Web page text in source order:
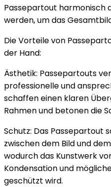
Passepartout harmonisch
werden, um das
Die Vorteile von
der Hand:
Ästhetik: Passepartouts
professionelle und
schaffen einen klaren
Rahmen und betonen die
Schutz: Das Passepartout
zwischen dem Bild und
wodurch das Kunstwerk
Kondensation und
geschützt wird.